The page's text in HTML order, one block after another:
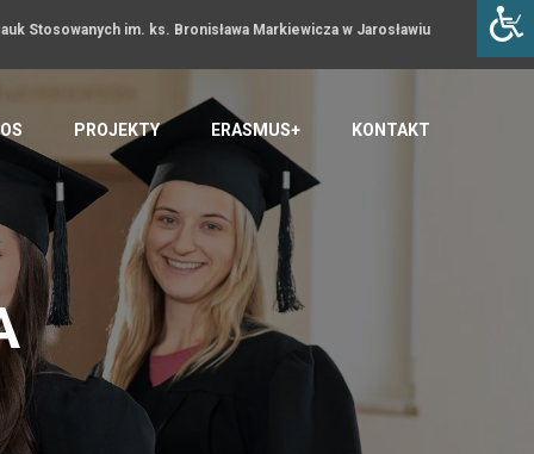
Stosowanych im. ks. Bronisława Markiewicza w Jarosławiu
PROJEKTY ERASMUS+ KONTAKT